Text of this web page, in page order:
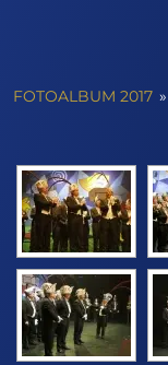
FOTOALBUM 2017 »